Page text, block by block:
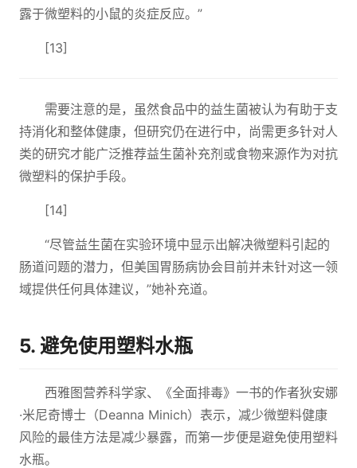
露于微塑料的小鼠的炎症反应。”
[13]
需要注意的是，虽然食品中的益生菌被认为有助于支
持消化和整体健康，但研究仍在进行中，尚需更多针对人
类的研究才能广泛推荐益生菌补充剂或食物来源作为对抗
微塑料的保护手段。
[14]
“尽管益生菌在实验环境中显示出解决微塑料引起的
肠道问题的潜力，但美国胃肠病协会目前并未针对这一领
域提供任何具体建议，”她补充道。
5. 避免使用塑料水瓶
西雅图营养科学家、《全面排毒》一书的作者狄安娜
·米尼奇博士（Deanna Minich）表示，减少微塑料健康
风险的最佳方法是减少暴露，而第一步便是避免使用塑料
水瓶。